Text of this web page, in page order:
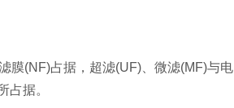
(NF)占据，超滤(UF)、微滤(MF)与电
占据。